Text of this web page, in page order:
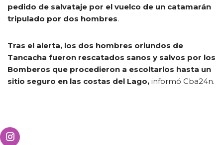
pedido de salvataje por el vuelco de un catamarán
tripulado por dos hombres.
Tras el alerta, los dos hombres oriundos de
Tancacha fueron rescatados sanos y salvos por los
Bomberos que procedieron a escoltarlos hasta un
sitio seguro en las costas del Lago, informó Cba24n.